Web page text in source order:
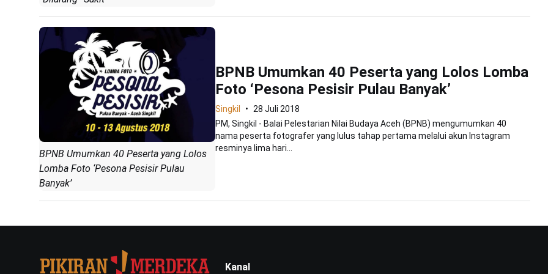
BPNB Umumkan 40 Peserta yang Lolos
Lomba Foto ‘Pesona Pesisir Pulau
Banyak’
BPNB Umumkan 40 Peserta yang Lolos Lomba
Foto ‘Pesona Pesisir Pulau Banyak’
Singkil
28 Juli 2018
PM, Singkil - Balai Pelestarian Nilai Budaya Aceh (BPNB) mengumumkan 40
nama peserta fotografer yang lulus tahap pertama melalui akun Instagram
resminya lima hari...
Kanal